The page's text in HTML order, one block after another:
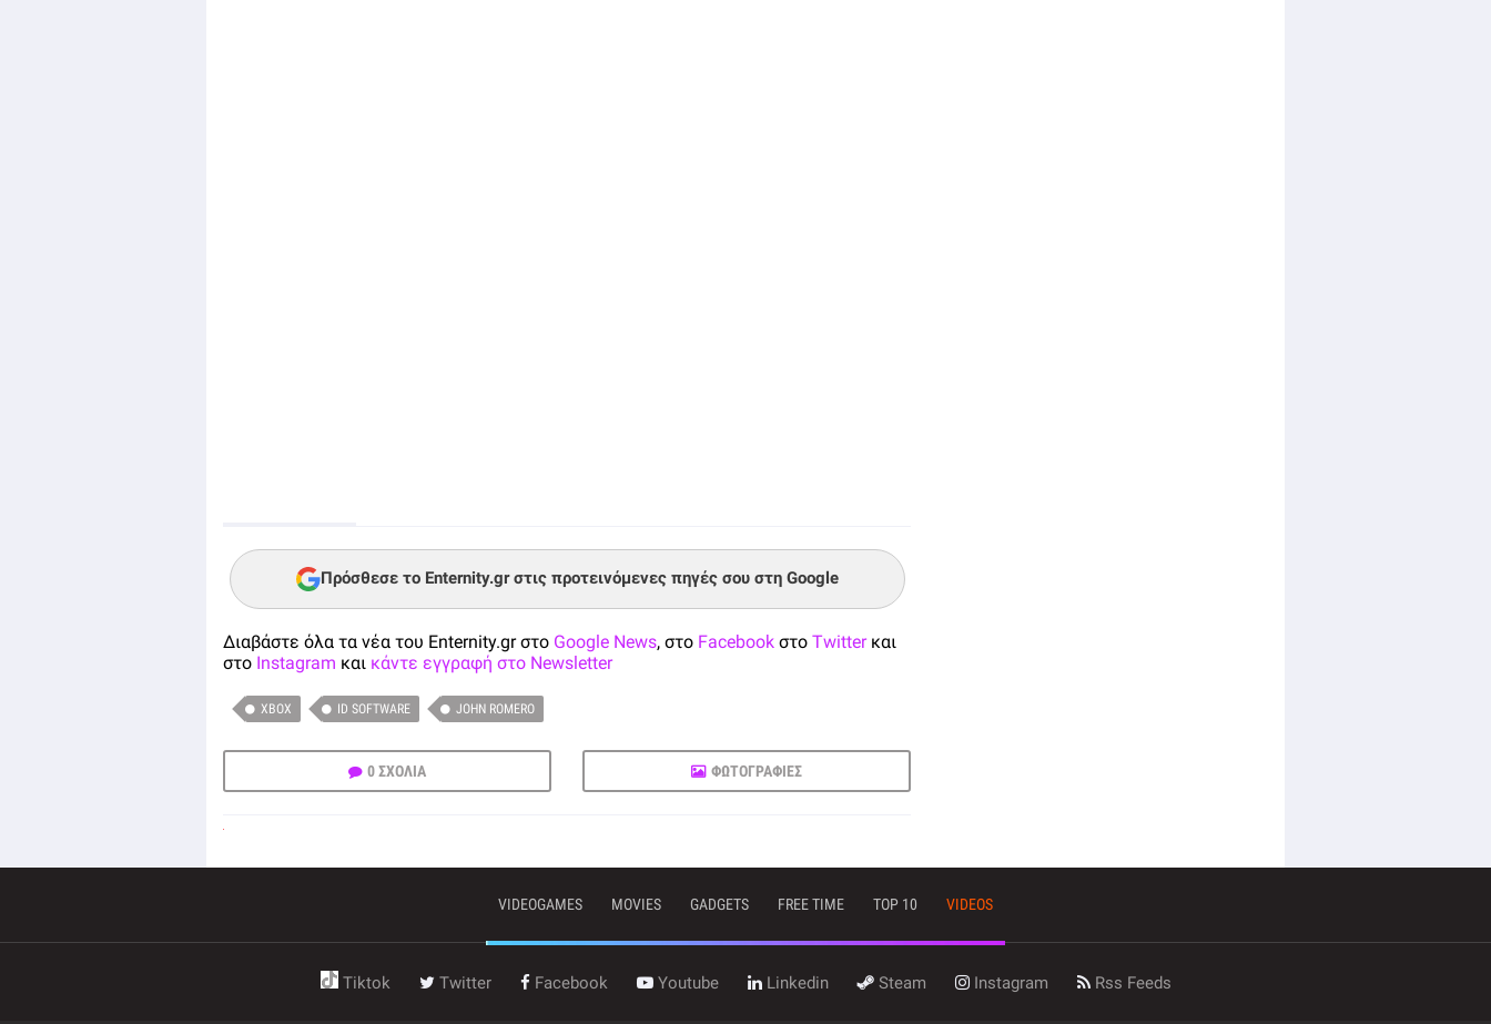
Πρόσθεσε το Enternity.gr στις προτεινόμενες πηγές σου στη Google
Διαβάστε όλα τα νέα του Enternity.gr στο Google News, στο Facebook στο Twitterκαι
στο Instagram και κάντε εγγραφή στο Newsletter
XBOX ID SOFTWARE JOHN ROMERO
0 ΣΧΟΛΙΑ ΦΩΤΟΓΡΑΦΙΕΣ
VIDEOGAMES MOVIES GADGETS FREE TIME TOP 10 VIDEOS
Tiktok Twitter Facebook Youtube Linkedin Steam Instagram Rss Feeds